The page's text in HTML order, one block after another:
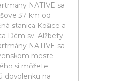
NATIVE sa
37 km od
stanica Košice a
Dóm sv. Alžbety.
NATIVE sa
meste
si môžete
dovolenku na